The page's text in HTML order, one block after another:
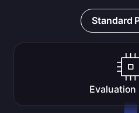
Standard
Evaluation